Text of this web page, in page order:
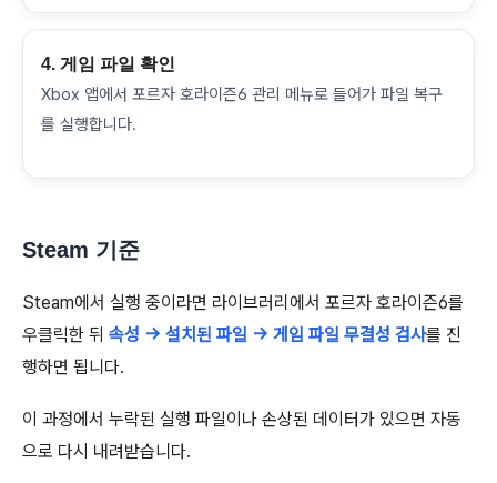
4. 게임 파일 확인
Xbox 앱에서 포르자 호라이즌6 관리 메뉴로 들어가 파일 복구
를 실행합니다.
Steam 기준
Steam에서 실행 중이라면 라이브러리에서 포르자 호라이즌6를
우클릭한 뒤 속성 → 설치된 파일 → 게임 파일 무결성 검사를 진
행하면 됩니다.
이 과정에서 누락된 실행 파일이나 손상된 데이터가 있으면 자동
으로 다시 내려받습니다.